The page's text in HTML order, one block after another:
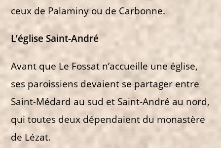
ceux de Palaminy ou de Carbonne.
L’église Saint-André
Avant que Le Fossat n’accueille une église,
ses paroissiens devaient se partager entre
Saint-Médard au sud et Saint-André au nord,
qui toutes deux dépendaient du monastère
de Lézat.